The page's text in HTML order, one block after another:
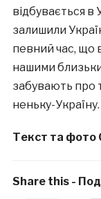
відбувається в
залишили
певний час, що
нашими
забувають про
неньку-Україну.
Текст та фото
Share this -